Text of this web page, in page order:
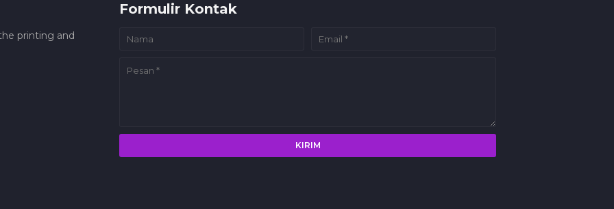
printing and
Formulir Kontak